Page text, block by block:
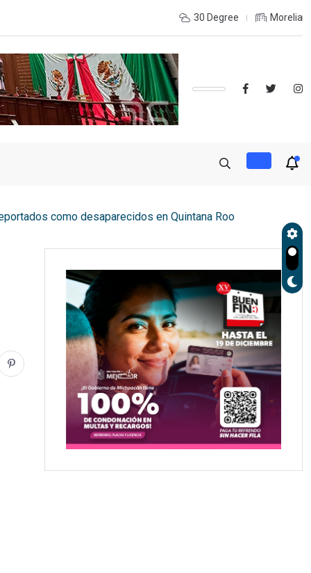
otro estado? Estas ladas son más usadas30 Degree Morelia
como desaparecidos en Quintana Roo